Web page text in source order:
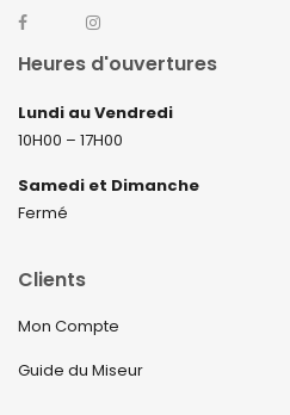
Heures d'ouvertures
Lundi au Vendredi
10H00 – 17H00
Samedi et Dimanche
Fermé
Clients
Mon Compte
Guide du Miseur